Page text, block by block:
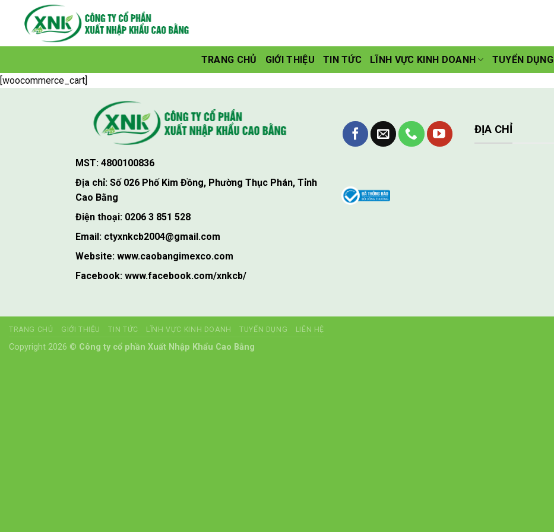
content
TRANG CHỦ GIỚI THIỆU TIN TỨC LĨNH VỰC KINH DOANH TUYỂN DỤNG
[woocommerce_cart]
MST: 4800100836
Địa chỉ: Số 026 Phố Kim Đồng, Phường Thục Phán, Tỉnh
Cao Bằng
Điện thoại: 0206 3 851 528
Email: ctyxnkcb2004@gmail.com
Website: www.caobangimexco.com
Facebook: www.facebook.com/xnkcb/
ĐỊA CHỈ
TRANG CHỦ GIỚI THIỆU TIN TỨC LĨNH VỰC KINH DOANH TUYỂN DỤNG LIÊN HỆ
Copyright 2026 © Công ty cổ phần Xuất Nhập Khẩu Cao Bằng